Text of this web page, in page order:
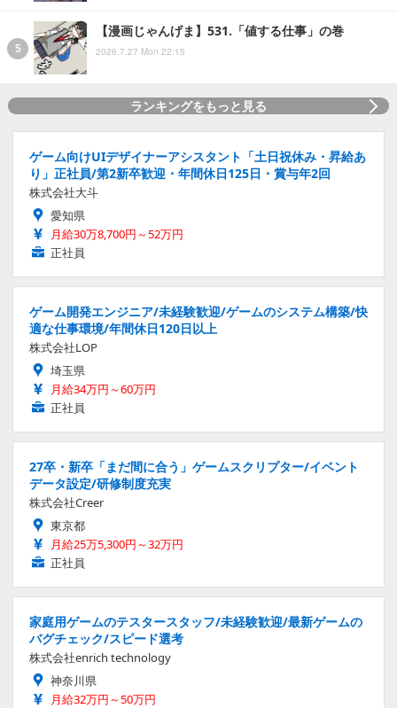
【漫画じゃんげま】531.「値する仕事」の巻
2026.7.27 Mon 22:15
ランキングをもっと見る
ゲーム向けUIデザイナーアシスタント「土日祝休み・昇給あ
り」正社員/第2新卒歓迎・年間休日125日・賞与年2回
株式会社大斗
愛知県
月給30万8,700円～52万円
正社員
ゲーム開発エンジニア/未経験歓迎/ゲームのシステム構築/快
適な仕事環境/年間休日120日以上
株式会社LOP
埼玉県
月給34万円～60万円
正社員
27卒・新卒「まだ間に合う」ゲームスクリプター/イベント
データ設定/研修制度充実
株式会社Creer
東京都
月給25万5,300円～32万円
正社員
家庭用ゲームのテスタースタッフ/未経験歓迎/最新ゲームの
バグチェック/スピード選考
株式会社enrich technology
神奈川県
月給32万円～50万円